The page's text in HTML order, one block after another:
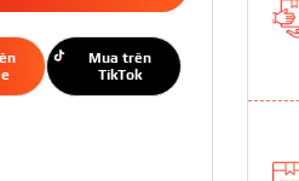
Mua trên
TikTok